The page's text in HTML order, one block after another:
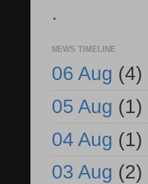
.
NEWS TIMELINE
06 Aug (4)
05 Aug (1)
04 Aug (1)
03 Aug (2)